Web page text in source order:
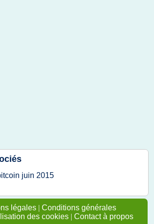
juin 2015
légales | Conditions générales
des cookies | Contact à propos